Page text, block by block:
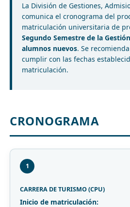
La División de Gestiones,
comunica el cronograma del
matriculación universitaria de
Segundo Semestre de la
alumnos nuevos. Se
cumplir con las fechas
matriculación.
CRONOGRAMA
1
CARRERA DE TURISMO (CPU)
Inicio de matriculación: